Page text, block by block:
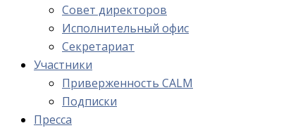
Cовет директоров
Исполнительный офис
Cекретариат
Участники
Приверженность CALM
Подписки
Пресса